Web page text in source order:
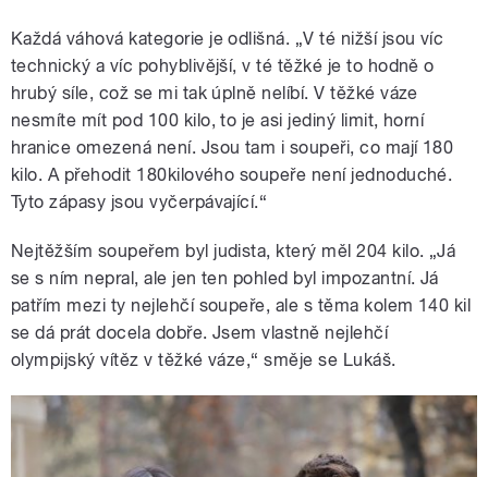
Každá váhová kategorie je odlišná. „V té nižší jsou víc
technický a víc pohyblivější, v té těžké je to hodně o
hrubý síle, což se mi tak úplně nelíbí. V těžké váze
nesmíte mít pod 100 kilo, to je asi jediný limit, horní
hranice omezená není. Jsou tam i soupeři, co mají 180
kilo. A přehodit 180kilového soupeře není jednoduché.
Tyto zápasy jsou vyčerpávající.“
Nejtěžším soupeřem byl judista, který měl 204 kilo. „Já
se s ním nepral, ale jen ten pohled byl impozantní. Já
patřím mezi ty nejlehčí soupeře, ale s těma kolem 140 kil
se dá prát docela dobře. Jsem vlastně nejlehčí
olympijský vítěz v těžké váze,“ směje se Lukáš.